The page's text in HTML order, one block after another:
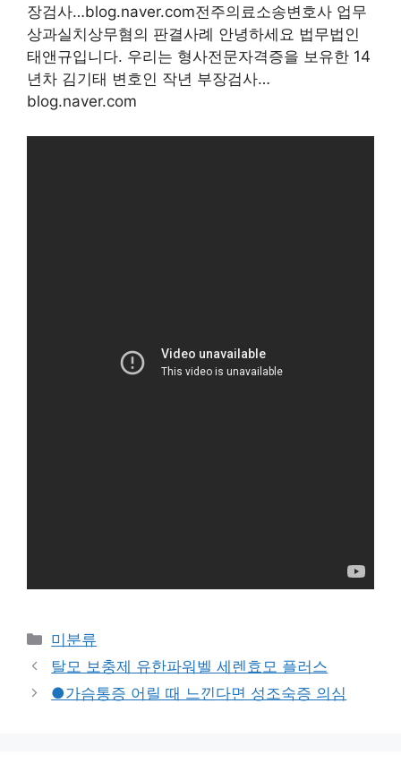
장검사…blog.naver.com전주의료소송변호사 업무
상과실치상무혐의 판결사례 안녕하세요 법무법인
태앤규입니다. 우리는 형사전문자격증을 보유한 14
년차 김기태 변호인 작년 부장검사…
blog.naver.com
Categories
미분류
탈모 보충제 유한파워벨 세렌효모 플러스
●가슴통증 어릴 때 느낀다면 성조숙증 의심